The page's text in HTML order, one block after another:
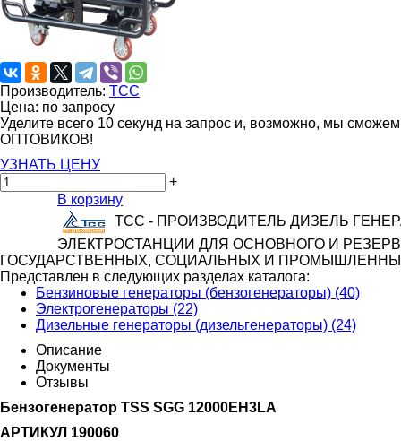
Производитель: ТСС
Цена: по запросу
Уделите всего 10 секунд на запрос и, возможно, мы
ОПТОВИКОВ!
УЗНАТЬ ЦЕНУ
+
В корзину
ТСС - ПРОИЗВОДИТЕЛЬ ДИЗЕЛЬ
ЭЛЕКТРОСТАНЦИИ ДЛЯ ОСНОВНОГО И
ГОСУДАРСТВЕННЫХ, СОЦИАЛЬНЫХ И
Представлен в следующих разделах каталога:
Бензиновые генераторы (бензогенераторы) (40)
Электрогенераторы (22)
Дизельные генераторы (дизельгенераторы) (24)
Описание
Документы
Отзывы
Бензогенератор TSS SGG 12000EH3LA
АРТИКУЛ 190060